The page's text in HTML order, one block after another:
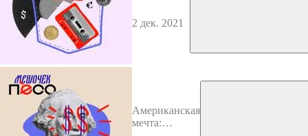
в СССР?
2 дек. 2021
Американская
мечта: